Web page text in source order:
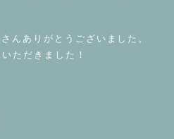
んありがとうございました。
ただきました！